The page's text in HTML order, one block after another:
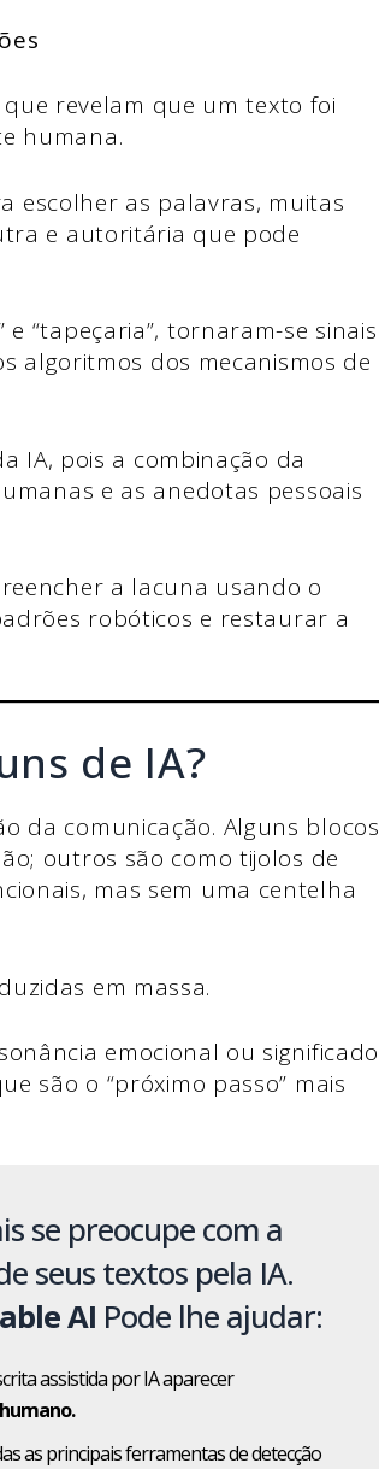
que revelam que um texto foi
humana.
escolher as palavras, muitas
e autoritária que pode
“tapeçaria”, tornaram-se sinais
algoritmos dos mecanismos de
IA, pois a combinação da
e as anedotas pessoais
a lacuna usando o
robóticos e restaurar a
de IA?
da comunicação. Alguns blocos
outros são como tijolos de
mas sem uma centelha
em massa.
emocional ou significado
são o “próximo passo” mais
se preocupe com a
seus textos pela IA.
AI Pode lhe ajudar:
assistida por IA aparecer
as principais ferramentas de detecção